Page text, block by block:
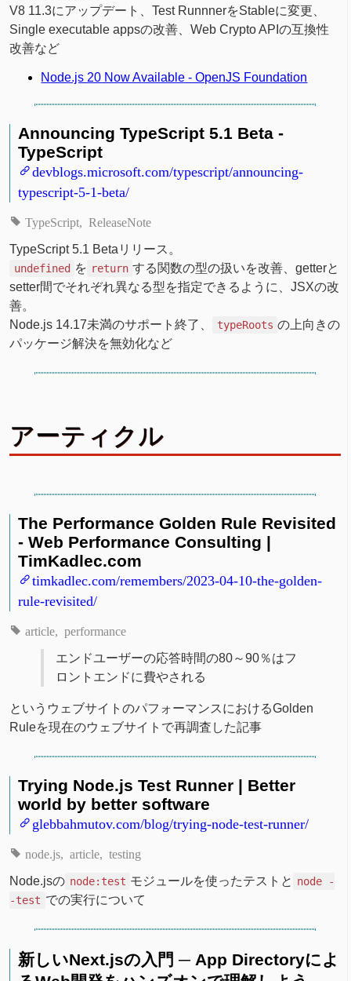
V8 11.3にアップデート、Test RunnnerをStableに変更、
Single executable appsの改善、Web Crypto APIの互換性
改善など
Node.js 20 Now Available - OpenJS Foundation
Announcing TypeScript 5.1 Beta -
TypeScript
devblogs.microsoft.com/typescript/announcing-
typescript-5-1-beta/
TypeScript ReleaseNote
TypeScript 5.1 Betaリリース。
undefined を return する関数の型の扱いを改善、getterと
setter間でそれぞれ異なる型を指定できるように、JSXの改
善。
Node.js 14.17未満のサポート終了、
typeRoots の上向きの
パッケージ解決を無効化など
アーティクル
The Performance Golden Rule Revisited
- Web Performance Consulting |
TimKadlec.com
timkadlec.com/remembers/2023-04-10-the-golden-
rule-revisited/
article performance
エンドユーザーの応答時間の80～90％はフ
ロントエンドに費やされる
というウェブサイトのパフォーマンスにおけるGolden
Ruleを現在のウェブサイトで再調査した記事
Trying Node.js Test Runner | Better
world by better software
glebbahmutov.com/blog/trying-node-test-runner/
node.js article testing
Node.jsの node:test モジュールを使ったテストと node -
-test での実行について
新しいNext.jsの入門 ─ App Directoryによ